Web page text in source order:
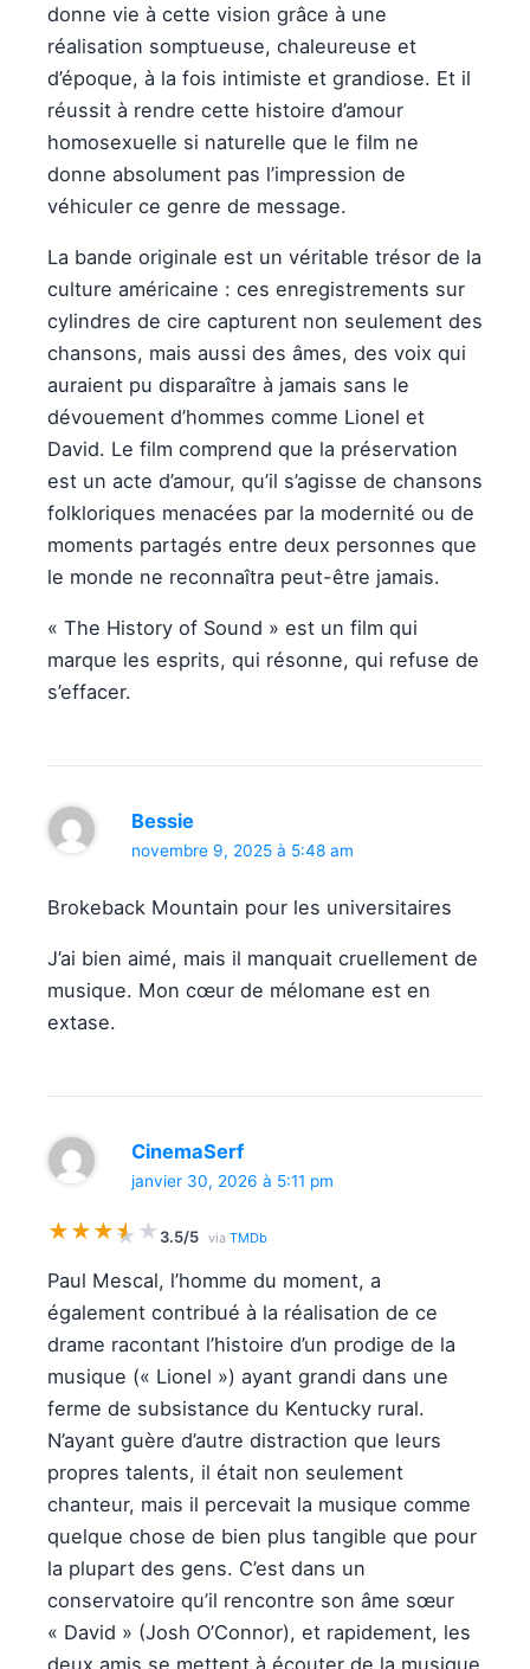
donne vie à cette vision grâce à une
réalisation somptueuse, chaleureuse et
d’époque, à la fois intimiste et grandiose. Et il
réussit à rendre cette histoire d’amour
homosexuelle si naturelle que le film ne
donne absolument pas l’impression de
véhiculer ce genre de message.
La bande originale est un véritable trésor de la
culture américaine : ces enregistrements sur
cylindres de cire capturent non seulement des
chansons, mais aussi des âmes, des voix qui
auraient pu disparaître à jamais sans le
dévouement d’hommes comme Lionel et
David. Le film comprend que la préservation
est un acte d’amour, qu’il s’agisse de chansons
folkloriques menacées par la modernité ou de
moments partagés entre deux personnes que
le monde ne reconnaîtra peut-être jamais.
« The History of Sound » est un film qui
marque les esprits, qui résonne, qui refuse de
s’effacer.
Bessie
novembre 9, 2025 à 5:48 am
Brokeback Mountain pour les universitaires
J’ai bien aimé, mais il manquait cruellement de
musique. Mon cœur de mélomane est en
extase.
CinemaSerf
janvier 30, 2026 à 5:11 pm
★★★★
★ ★ 3.5/5 via TMDb
Paul Mescal, l’homme du moment, a
également contribué à la réalisation de ce
drame racontant l’histoire d’un prodige de la
musique (« Lionel ») ayant grandi dans une
ferme de subsistance du Kentucky rural.
N’ayant guère d’autre distraction que leurs
propres talents, il était non seulement
chanteur, mais il percevait la musique comme
quelque chose de bien plus tangible que pour
la plupart des gens. C’est dans un
conservatoire qu’il rencontre son âme sœur
« David » (Josh O’Connor), et rapidement, les